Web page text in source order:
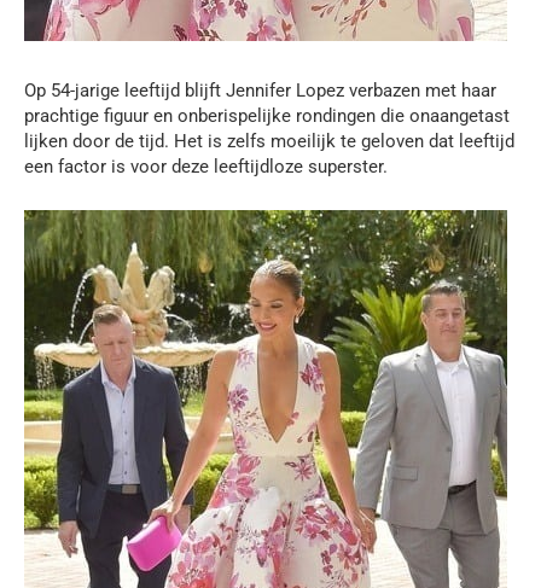
Op 54-jarige leeftijd blijft Jennifer Lopez verbazen met haar
prachtige figuur en onberispelijke rondingen die onaangetast
lijken door de tijd. Het is zelfs moeilijk te geloven dat leeftijd
een factor is voor deze leeftijdloze superster.